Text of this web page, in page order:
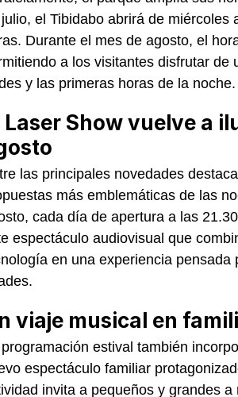
el Tibidabo abrirá de miércoles
Durante el mes de agosto, el
a los visitantes disfrutar de
y las primeras horas de la noche.
Laser Show vuelve a
las principales novedades
más emblemáticas de las
cada día de apertura a las
espectáculo audiovisual que
en una experiencia
viaje musical en
estival también
espectáculo familiar
invita a pequeños y grandes